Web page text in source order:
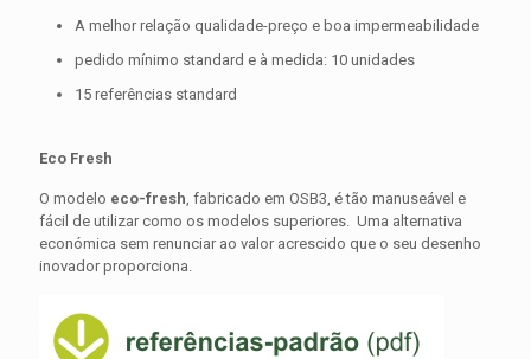
A melhor relação qualidade-preço e boa impermeabilidade
pedido mínimo standard e à medida: 10 unidades
15 referências standard
Eco Fresh
O modelo eco-fresh , fabricado em OSB3, é tão manuseável e
fácil de utilizar como os modelos superiores. Uma alternativa
económica sem renunciar ao valor acrescido que o seu desenho
inovador proporciona.